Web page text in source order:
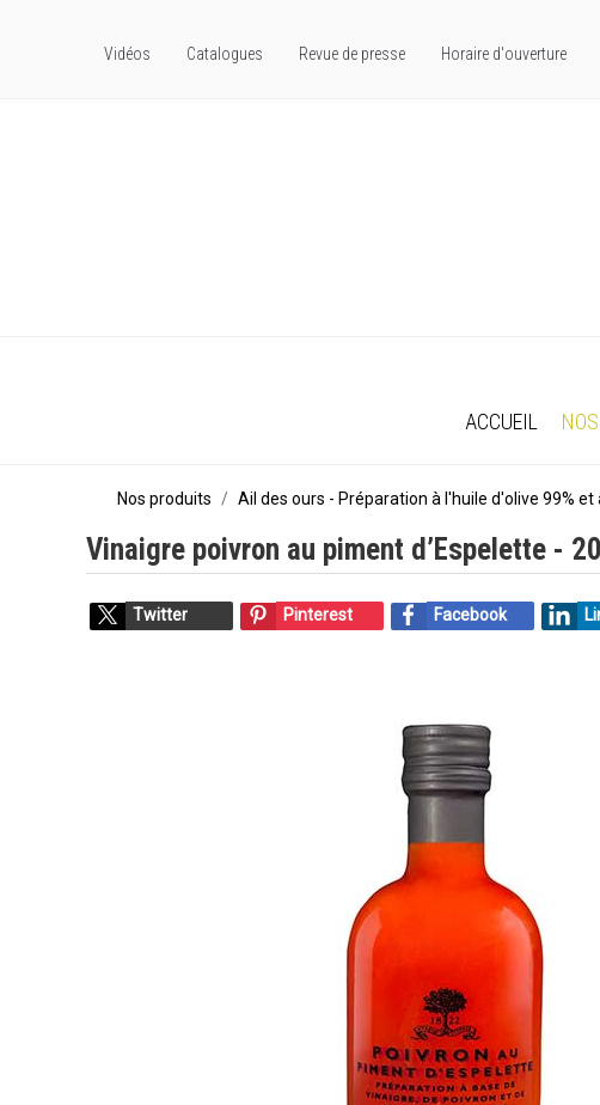
Vidéos Catalogues Revue de presse Horaire d'ouverture
ACCUEIL
Nos produits Ail des ours - Préparation à l'huile d'olive 99% et
Vinaigre poivron au piment d’Espelette -
Twitter Pinterest Facebook